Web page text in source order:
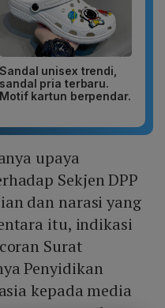
Sandal unisex trendi,
sandal pria terbaru.
Motif kartun berpendar.
upaya
Sekjen DPP
dan narasi yang
itu, indikasi
Surat
Penyidikan
kepada media